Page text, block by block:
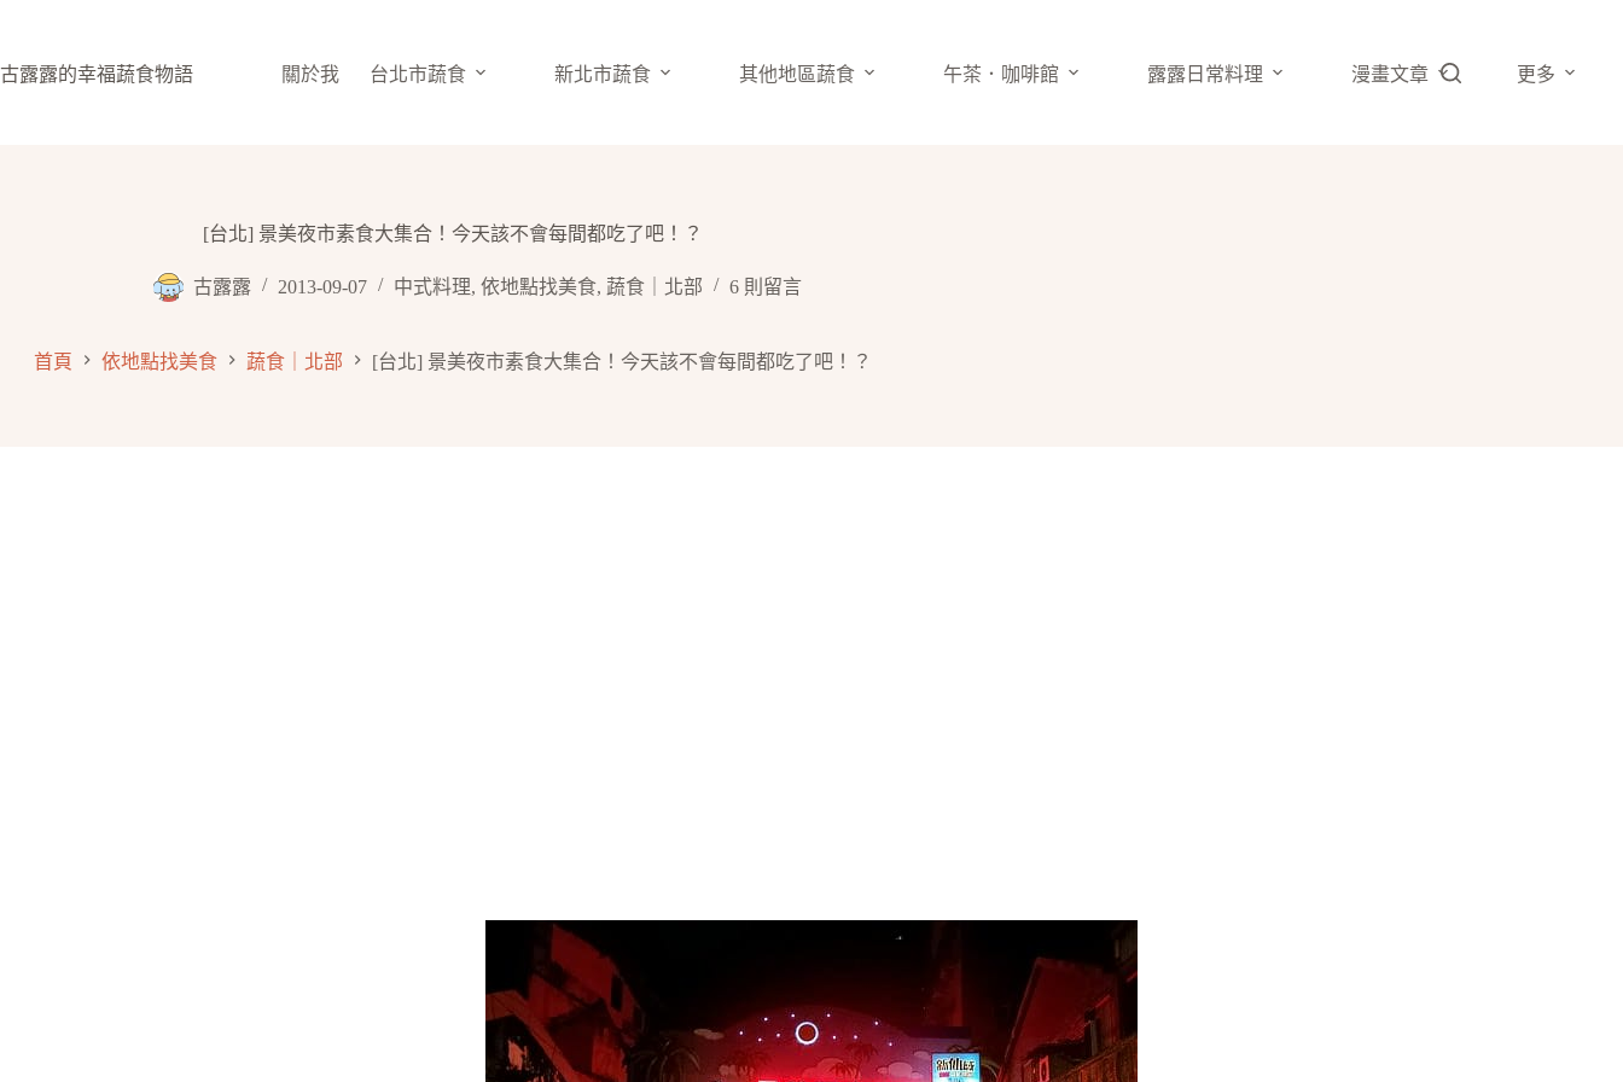
主
古露露的幸福蔬食物語 關於我 台北市蔬食 新北市蔬食 其他地區蔬食 午茶．咖啡館 露露日常料理 漫畫文章 更多
[台北] 景美夜市素食大集合！今天該不會每間都吃了吧！？
古露露 2013-09-07 中式料理, 依地點找美食, 蔬食｜北部 6 則留言
首頁 依地點找美食 蔬食｜北部 [台北] 景美夜市素食大集合！今天該不會每間都吃了吧！？